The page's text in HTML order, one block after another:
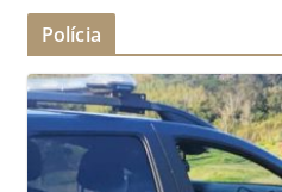
Polícia